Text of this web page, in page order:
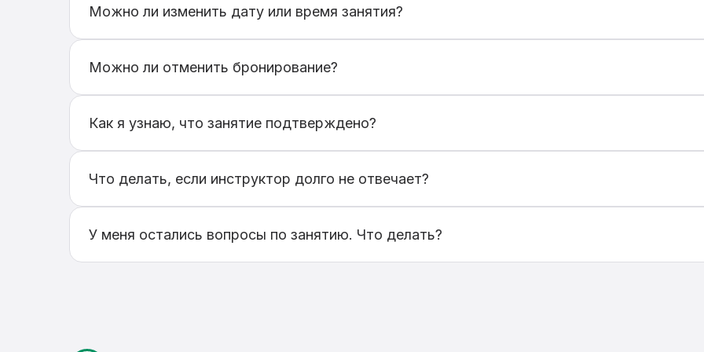
Можно ли изменить дату или время занятия?
инструктором для изменения времени.
Можно ли отменить бронирование?
Как я узнаю, что занятие подтверждено?
бронирования.
Что делать, если инструктор долго не отвечает?
подходящего инструктора.
У меня остались вопросы по занятию. Что делать?